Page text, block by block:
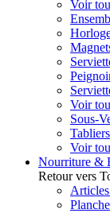
Voir
Voir
Sous-
Tabliers
Voir
Nourriture &
Retour vers